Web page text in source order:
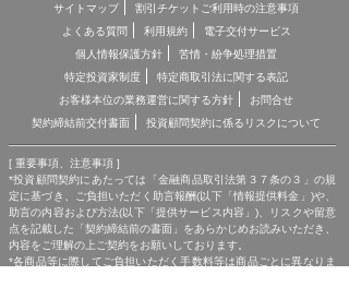
サイトマップ
割引チケットご利用時の注意事項
よくある質問
利用規約
電子交付サービス
個人情報保護方針
苦情・紛争処理措置
特定投資家制度
特定商取引法に関する表記
お客様本位の業務運営に関する方針
お問合せ
契約締結前交付書面
投資顧問契約に係るリスクについて
[ 重要事項、注意事項 ]
*投資顧問契約にあたっては「金融商品取引法第３７条の３」の規
定に基づき、ご負担いただく助言報酬(以下「情報提供料金」)や、
助言の内容および方法(以下「提供サービス内容」)、リスクや留意
点を記載した「契約締結前の書面」をあらかじめお読みいただき、
内容をご理解の上ご契約をお願いしております。
*各商品等に際してご負担いただく手数料等は商品ごとに異なりま